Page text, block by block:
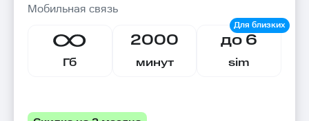
Мобильная связь
Гб
2000
минут
до 6
sim